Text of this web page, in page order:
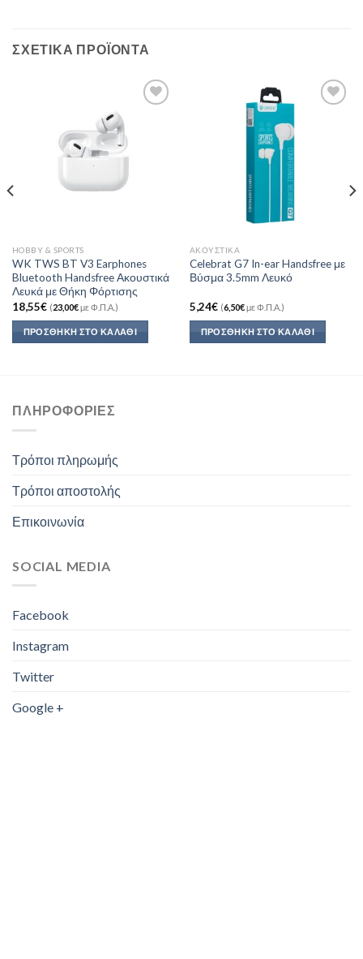
ΣΧΕΤΙΚΆ ΠΡΟΪΌΝΤΑ
HOBBY & SPORTS
WK TWS BT V3 Earphones
Bluetooth Handsfree Ακουστικά
Λευκά με Θήκη Φόρτισης
18,55€ (23,00€με Φ.Π.Α.)
ΠΡΟΣΘΉΚΗ ΣΤΟ ΚΑΛΆΘΙ
ΑΚΟΥΣΤΙΚΆ
Celebrat G7 In-ear Handsfree με
Βύσμα 3.5mm Λευκό
5,24€ (6,50€με Φ.Π.Α.)
ΠΡΟΣΘΉΚΗ ΣΤΟ ΚΑΛΆΘΙ
ΠΛΗΡΟΦΟΡΊΕΣ
Τρόποι πληρωμής
Τρόποι αποστολής
Επικοινωνία
SOCIAL MEDIA
Facebook
Instagram
Twitter
Google +